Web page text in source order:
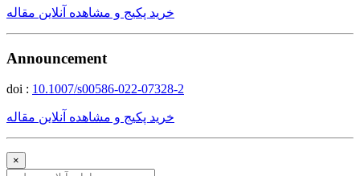
خرید پکیج و مشاهده آنلاین مقاله
Announcement
doi : 10.1007/s00586-022-07328-2
خرید پکیج و مشاهده آنلاین مقاله
×